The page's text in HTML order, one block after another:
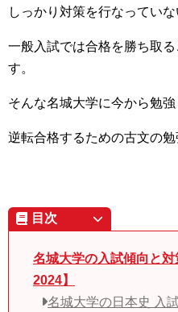
しっかり対策を行なっていな
一般入試では合格を勝ち取
す。
そんな名城大学に今から勉強
逆転合格するための古文の勉
目次
名城大学の入試傾向と
2024】
名城大学の日本史 入